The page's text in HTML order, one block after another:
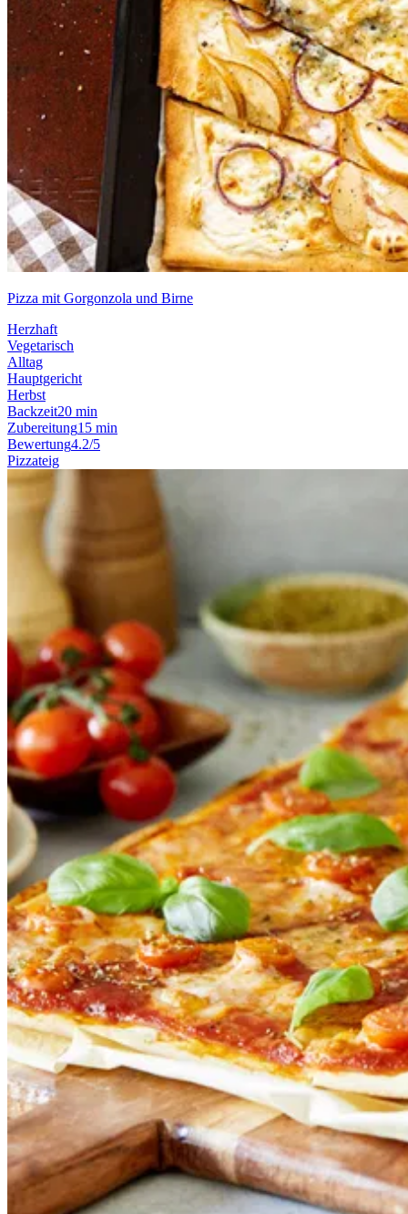
Pizza mit Gorgonzola und Birne
Herzhaft
Vegetarisch
Alltag
Hauptgericht
Herbst
Backzeit20 min
Zubereitung15 min
Bewertung4.2/5
Pizzateig